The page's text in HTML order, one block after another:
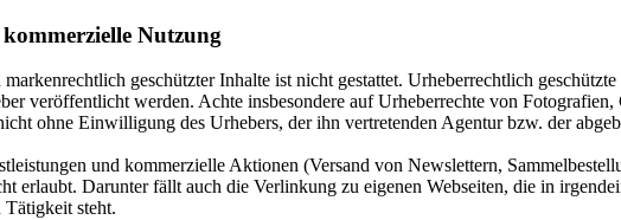
Nutzung
geschützter Inhalte ist nicht gestattet. Urheberrechtlich
veröffentlicht werden. Achte insbesondere auf Urheberrechte von
ohne Einwilligung des Urhebers, der ihn vertretenden Agentur bzw. der
und kommerzielle Aktionen (Versand von Newslettern,
erlaubt. Darunter fällt auch die Verlinkung zu eigenen Webseiten, die in
steht.